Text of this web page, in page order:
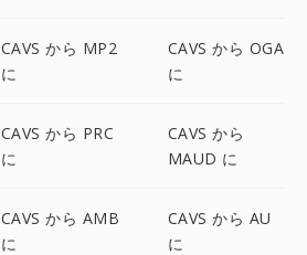
CAVS から MP2
に
CAVS から OGA
に
CAVS から PRC
に
CAVS から
MAUD に
CAVS から AMB
に
CAVS から AU
に